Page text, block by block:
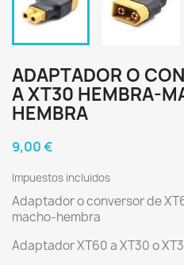
ADAPTADOR O
A XT30 HEMBRA-
HEMBRA
9,00 €
Impuestos incluidos
Adaptador o conversor de
macho-hembra
Adaptador XT60 a XT30 o